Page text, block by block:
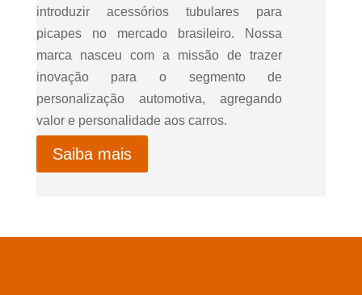
introduzir acessórios tubulares para
picapes no mercado brasileiro. Nossa
marca nasceu com a missão de trazer
inovação para o segmento de
personalização automotiva, agregando
valor e personalidade aos carros.
Saiba mais